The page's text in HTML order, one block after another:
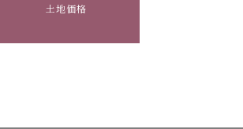
土地価格